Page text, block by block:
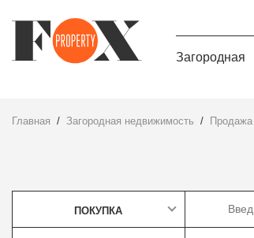
Загородная
Главная Загородная недвижимость Продажа
ПОКУПКА